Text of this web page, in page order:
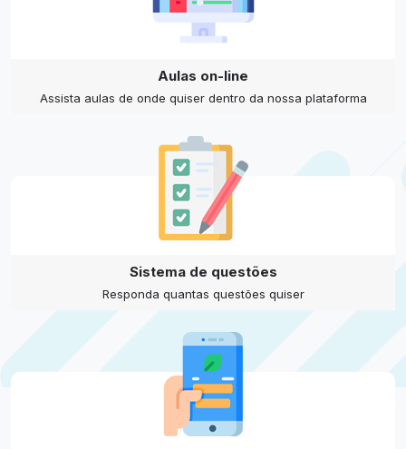
Aulas on-line
Assista aulas de onde quiser dentro da nossa plataforma
Sistema de questões
Responda quantas questões quiser